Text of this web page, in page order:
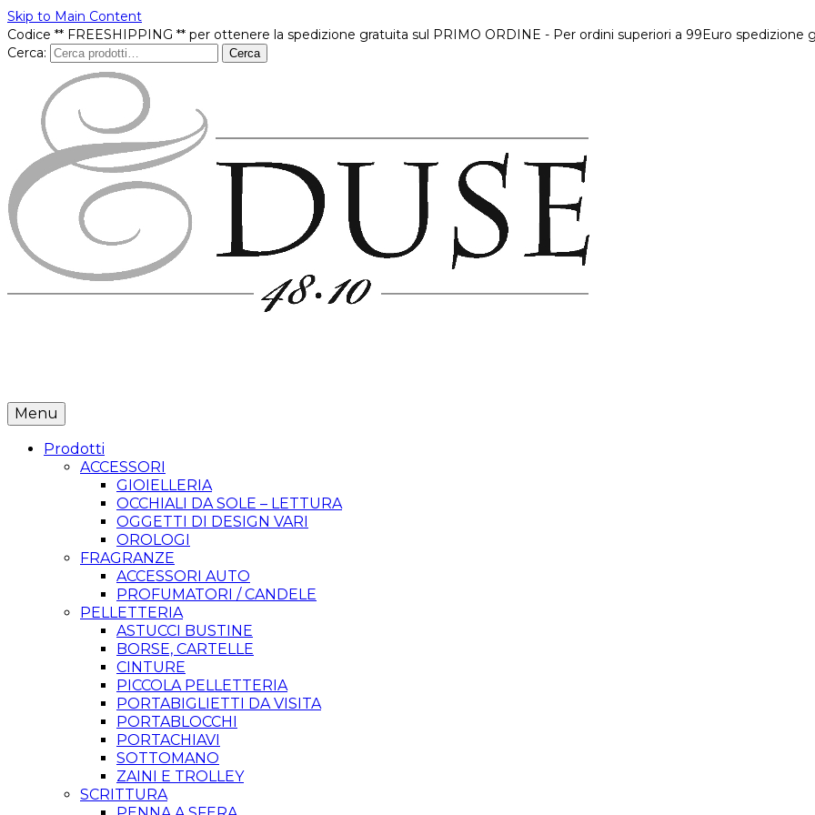
Skip to Main Content
Codice ** FREESHIPPING ** per ottenere la spedizione gratuita sul PRIMO ORDINE - Per ordini superiori a 99Euro spedizione
Cerca:
Cerca
Menu
Prodotti
ACCESSORI
GIOIELLERIA
OCCHIALI DA SOLE – LETTURA
OGGETTI DI DESIGN VARI
OROLOGI
FRAGRANZE
ACCESSORI AUTO
PROFUMATORI / CANDELE
PELLETTERIA
ASTUCCI BUSTINE
BORSE, CARTELLE
CINTURE
PICCOLA PELLETTERIA
PORTABIGLIETTI DA VISITA
PORTABLOCCHI
PORTACHIAVI
SOTTOMANO
ZAINI E TROLLEY
SCRITTURA